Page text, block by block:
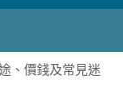
、價錢及常見迷